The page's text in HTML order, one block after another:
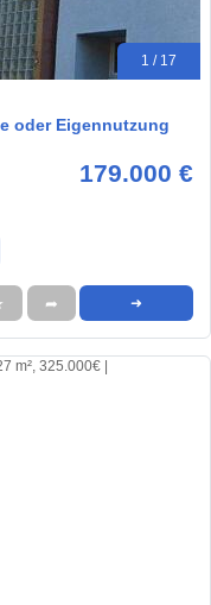
1 / 17
oder Eigennutzung
179.000 €
➦ ➜